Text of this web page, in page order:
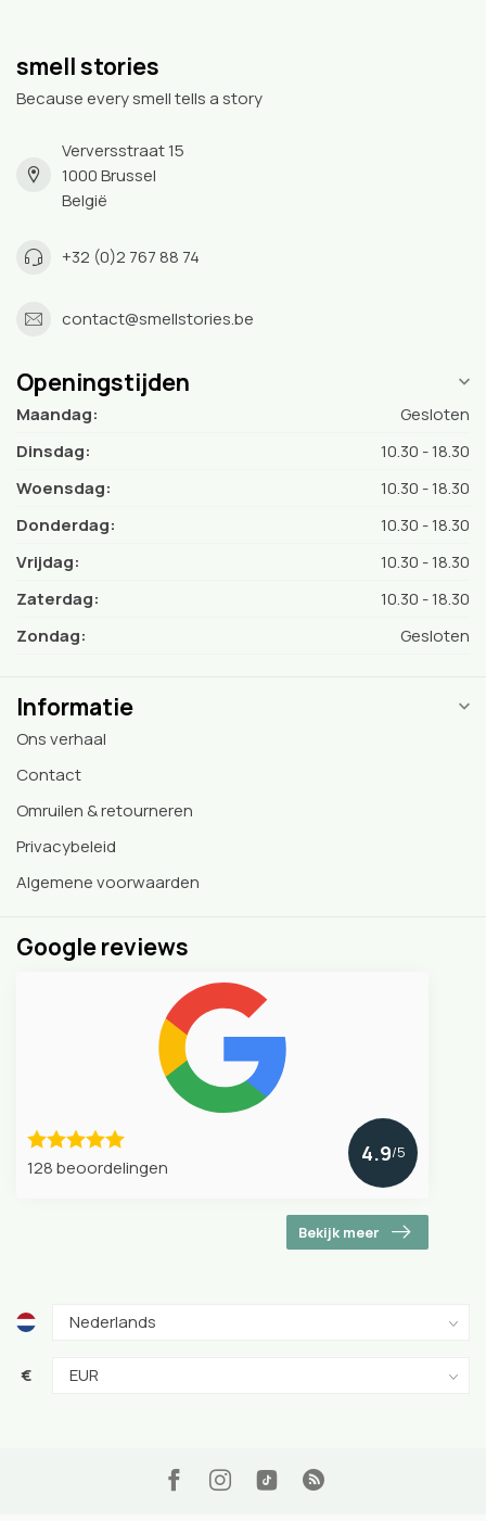
smell stories
Because every smell tells a story
Verversstraat 15
1000 Brussel
België
+32 (0)2 767 88 74
contact@smellstories.be
Openingstijden
Maandag:
Gesloten
Dinsdag:
10.30 - 18.30
Woensdag:
10.30 - 18.30
Donderdag:
10.30 - 18.30
Vrijdag:
10.30 - 18.30
Zaterdag:
10.30 - 18.30
Zondag:
Gesloten
Informatie
Ons verhaal
Contact
Omruilen & retourneren
Privacybeleid
Algemene voorwaarden
Google reviews
128 beoordelingen
4.9/5
Bekijk meer
€